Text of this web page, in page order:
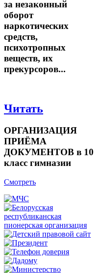
за незаконный
оборот
наркотических
средств,
психотропных
веществ, их
прекурсоров...
Читать
ОРГАНИЗАЦИЯ
ПРИЁМА
ДОКУМЕНТОВ в 10
класс гимназии
Смотреть